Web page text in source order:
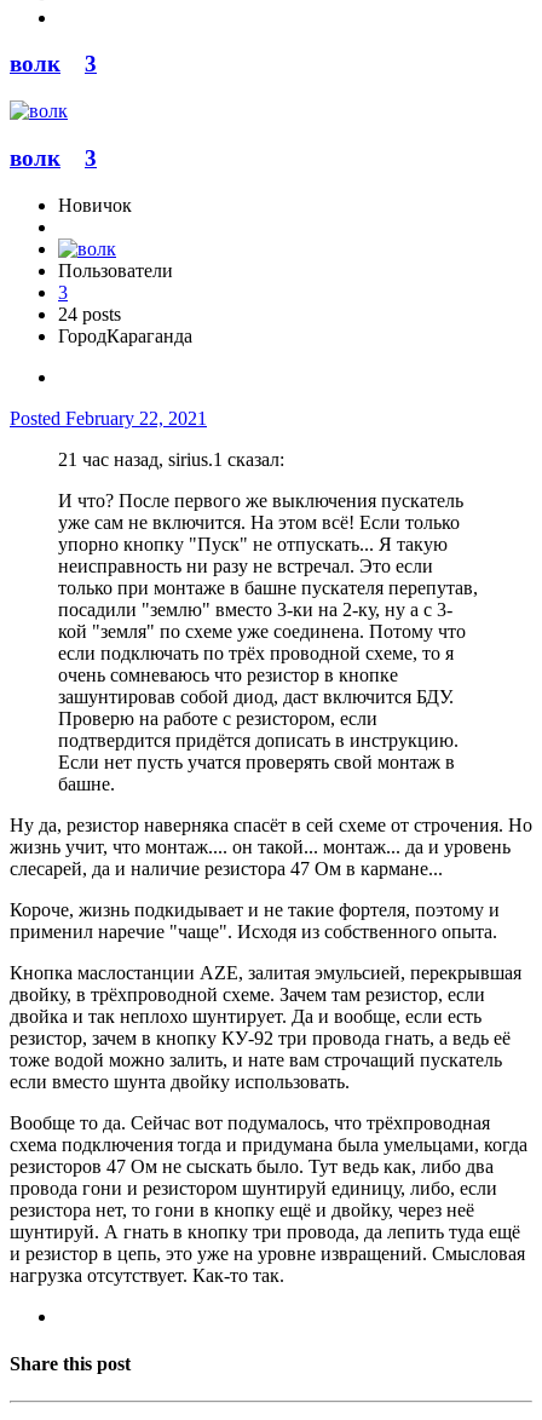
волк 3
волк 3
Новичок
Пользователи
3
24 posts
ГородКараганда
Posted February 22, 2021
21 час назад, sirius.1 сказал:
И что? После первого же выключения пускатель
уже сам не включится. На этом всё! Если только
упорно кнопку "Пуск" не отпускать... Я такую
неисправность ни разу не встречал. Это если
только при монтаже в башне пускателя перепутав,
посадили "землю" вместо 3-ки на 2-ку, ну а с 3-
кой "земля" по схеме уже соединена. Потому что
если подключать по трёх проводной схеме, то я
очень сомневаюсь что резистор в кнопке
зашунтировав собой диод, даст включится БДУ.
Проверю на работе с резистором, если
подтвердится придётся дописать в инструкцию.
Если нет пусть учатся проверять свой монтаж в
башне.
Ну да, резистор наверняка спасёт в сей схеме от строчения. Но
жизнь учит, что монтаж.... он такой... монтаж... да и уровень
слесарей, да и наличие резистора 47 Ом в кармане...
Короче, жизнь подкидывает и не такие фортеля, поэтому и
применил наречие "чаще". Исходя из собственного опыта.
Кнопка маслостанции AZE, залитая эмульсией, перекрывшая
двойку, в трёхпроводной схеме. Зачем там резистор, если
двойка и так неплохо шунтирует. Да и вообще, если есть
резистор, зачем в кнопку КУ-92 три провода гнать, а ведь её
тоже водой можно залить, и нате вам строчащий пускатель
если вместо шунта двойку использовать.
Вообще то да. Сейчас вот подумалось, что трёхпроводная
схема подключения тогда и придумана была умельцами, когда
резисторов 47 Ом не сыскать было. Тут ведь как, либо два
провода гони и резистором шунтируй единицу, либо, если
резистора нет, то гони в кнопку ещё и двойку, через неё
шунтируй. А гнать в кнопку три провода, да лепить туда ещё
и резистор в цепь, это уже на уровне извращений. Смысловая
нагрузка отсутствует. Как-то так.
Share this post